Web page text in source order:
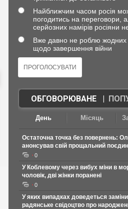
Найближчим часом росія
погодитись на переговори,
серйозних намірів росіяни
Вже давно не роблю жодних
щодо завершення війни
ОБГОВОРЮВАНЕ|
День Місяць
Остаточна точка без повернень:
анонсував свій прощальний
0
У Коблевому через вибух міни в
чоловік, дві жінки поранені
0
У яких випадках доведеться
радянське свідоцтво про